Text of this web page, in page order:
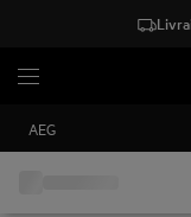
AEG